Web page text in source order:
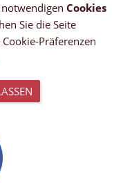
Cookies
Sie die Seite
Präferenzen